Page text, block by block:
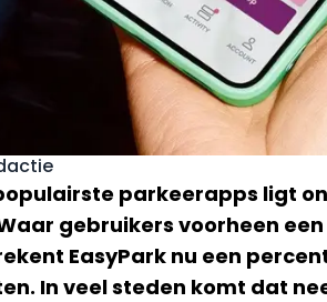
parkeerapps ligt
gebruikers voorheen
EasyPark nu een
In veel steden komt dat